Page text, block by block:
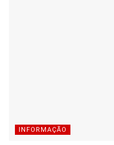
INFORMAÇÃO